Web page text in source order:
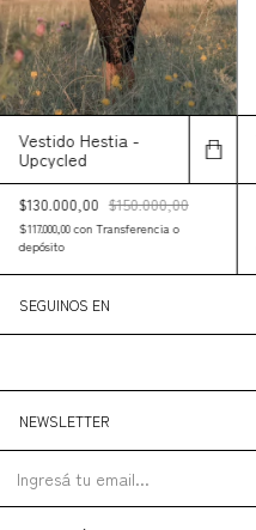
Vestido Hestia -
Upcycled
$130.000,00 $150.000,00
$117.000,00con Transferencia o
depósito
SEGUINOS EN
NEWSLETTER